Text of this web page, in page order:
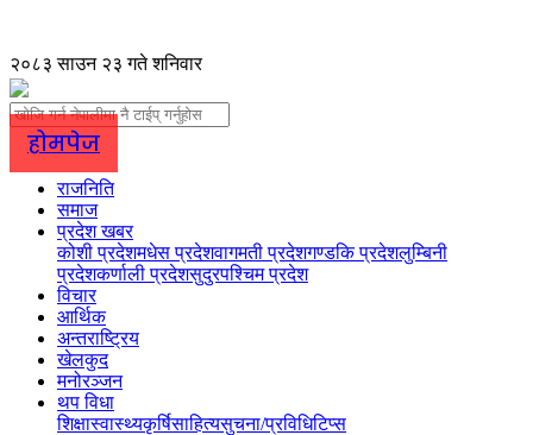
२०८३ साउन २३ गते शनिवार
होमपेज
राजनिति
समाज
प्रदेश खबर
कोशी प्रदेशमधेस प्रदेशवागमती प्रदेशगण्डकि प्रदेशलुम्बिनी
प्रदेशकर्णाली प्रदेशसुदुरपश्चिम प्रदेश
विचार
आर्थिक
अन्तराष्ट्रिय
खेलकुद
मनोरञ्जन
थप विधा
शिक्षास्वास्थ्यकृर्षिसाहित्यसुचना/प्रविधिटिप्स